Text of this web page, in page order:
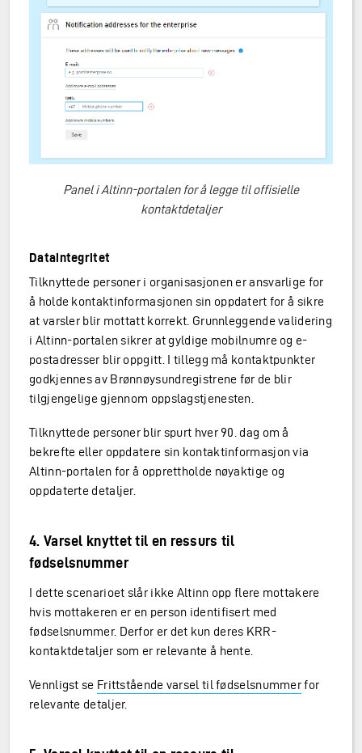
Panel i Altinn-portalen for å legge til offisielle
kontaktdetaljer
Dataintegritet
Tilknyttede personer i organisasjonen er ansvarlige for
å holde kontaktinformasjonen sin oppdatert for å sikre
at varsler blir mottatt korrekt. Grunnleggende validering
i Altinn-portalen sikrer at gyldige mobilnumre og e-
postadresser blir oppgitt. I tillegg må kontaktpunkter
godkjennes av Brønnøysundregistrene før de blir
tilgjengelige gjennom oppslagstjenesten.
Tilknyttede personer blir spurt hver 90. dag om å
bekrefte eller oppdatere sin kontaktinformasjon via
Altinn-portalen for å opprettholde nøyaktige og
oppdaterte detaljer.
4. Varsel knyttet til en ressurs til
fødselsnummer
I dette scenarioet slår ikke Altinn opp flere mottakere
hvis mottakeren er en person identifisert med
fødselsnummer. Derfor er det kun deres KRR-
kontaktdetaljer som er relevante å hente.
Vennligst se Frittstående varsel til fødselsnummerfor
relevante detaljer.